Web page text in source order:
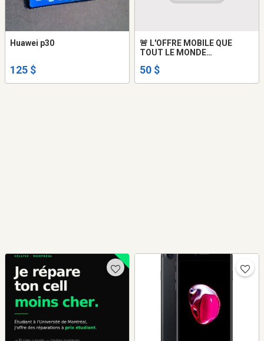
Huawei p30
125 $
🚨 L'OFFRE MOBILE QUE
TOUT LE MONDE
50 $